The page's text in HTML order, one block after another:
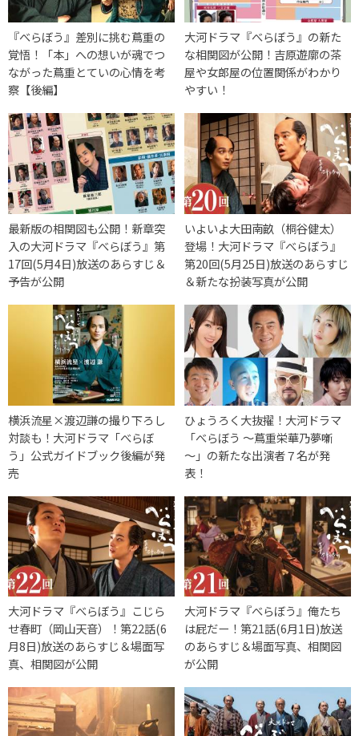
『べらぼう』差別に挑む蔦重の
覚悟！「本」への想いが魂でつ
ながった蔦重とていの心情を考
察【後編】
大河ドラマ『べらぼう』の新た
な相関図が公開！吉原遊廓の茶
屋や女郎屋の位置関係がわかり
やすい！
最新版の相関図も公開！新章突
入の大河ドラマ『べらぼう』第
17回(5月4日)放送のあらすじ＆
予告が公開
いよいよ大田南畝（桐谷健太）
登場！大河ドラマ『べらぼう』
第20回(5月25日)放送のあらすじ
＆新たな扮装写真が公開
横浜流星×渡辺謙の撮り下ろし
対談も！大河ドラマ「べらぼ
う」公式ガイドブック後編が発
売
ひょうろく大抜擢！大河ドラマ
「べらぼう ～蔦重栄華乃夢噺
～」の新たな出演者７名が発
表！
大河ドラマ『べらぼう』こじら
せ春町（岡山天音）！第22話(6
月8日)放送のあらすじ＆場面写
真、相関図が公開
大河ドラマ『べらぼう』俺たち
は屁だー！第21話(6月1日)放送
のあらすじ＆場面写真、相関図
が公開